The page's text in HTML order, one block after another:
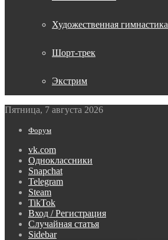
Художественная гимнастика
Шорт-трек
Экстрим
Пятница, 7 августа 2026
Форум
vk.com
Одноклассники
Snapchat
Telegram
Steam
TikTok
Вход / Регистрация
Случайная статья
Sidebar